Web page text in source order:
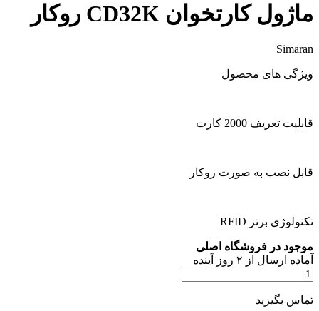
ماژول کارتخوان CD32K روکار
Simaran
ویژگی های محصول
قابلیت تعریف 2000 کارت
قابل نصب به صورت روکار
تکنولوژی برتر RFID
موجود در فروشگاه اصلی
آماده ارسال از ۲ روز آینده
تماس بگیرید